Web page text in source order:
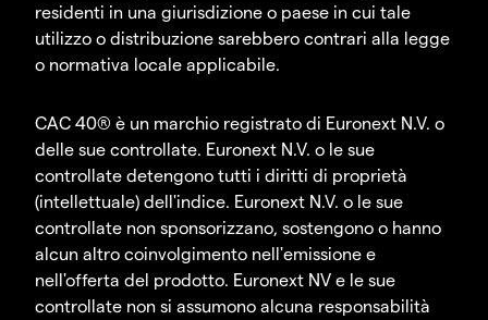
residenti in una giurisdizione o paese in cui tale
utilizzo o distribuzione sarebbero contrari alla legge
o normativa locale applicabile.
CAC 40® è un marchio registrato di Euronext N.V. o
delle sue controllate. Euronext N.V. o le sue
controllate detengono tutti i diritti di proprietà
(intellettuale) dell'indice. Euronext N.V. o le sue
controllate non sponsorizzano, sostengono o hanno
alcun altro coinvolgimento nell'emissione e
nell'offerta del prodotto. Euronext NV e le sue
controllate non si assumono alcuna responsabilità